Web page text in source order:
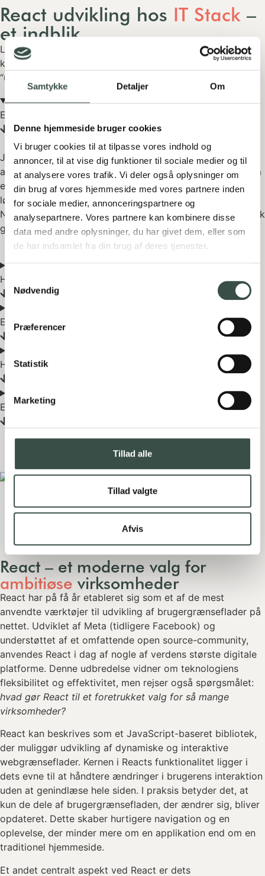
Samtykke Detaljer Om
Denne hjemmeside bruger cookies
Vi bruger cookies til at tilpasse vores indhold og
annoncer, til at vise dig funktioner til sociale medier og til
at analysere vores trafik. Vi deler også oplysninger om
din brug af vores hjemmeside med vores partnere inden
for sociale medier, annonceringspartnere og
analysepartnere. Vores partnere kan kombinere disse
data med andre oplysninger, du har givet dem, eller som
de har indsamlet fra din brug af deres tjenester.
Samtykkevalg
Nødvendig
Præferencer
Statistik
Marketing
Tillad alle
Tillad valgte
Afvis
React udvikling hos IT Stack –
et indblik
Lad os sætte lidt farve på, hvad “React udvikling” hos os
konkret inkluderer – og hvorfor det ikke bare er
“udvikling”, men udvikling med omtanke og kvalitet.
Er React SEO-venligt?
Ja, React er SEO-venligt. Selvom React som single page
applikation tidligere kunne være en udfordring for SEO, så
er det i dag fuldt muligt at bygge React-baserede
løsninger med god søgemaskineoptimering – f.eks. via
Next.js eller lignende frameworks, som understøtter statisk
generering eller server-side rendering.
Hvordan performer React på frontend?
Er Reacts arkitektur komponentbaseret?
Hvordan er Reacts brugervenlighed & UX?
Er React fremtidssikker?
React – et moderne valg for
ambitiøse virksomheder
React har på få år etableret sig som et af de mest
anvendte værktøjer til udvikling af brugergrænseflader på
nettet. Udviklet af Meta (tidligere Facebook) og
understøttet af et omfattende open source-community,
anvendes React i dag af nogle af verdens største digitale
platforme. Denne udbredelse vidner om teknologiens
fleksibilitet og effektivitet, men rejser også spørgsmålet:
hvad gør React til et foretrukket valg for så mange
virksomheder?
React kan beskrives som et JavaScript-baseret bibliotek,
der muliggør udvikling af dynamiske og interaktive
webgrænseflader. Kernen i Reacts funktionalitet ligger i
dets evne til at håndtere ændringer i brugerens interaktion
uden at genindlæse hele siden. I praksis betyder det, at
kun de dele af brugergrænsefladen, der ændrer sig, bliver
opdateret. Dette skaber hurtigere navigation og en
oplevelse, der minder mere om en applikation end om en
traditionel hjemmeside.
Et andet centralt aspekt ved React er dets